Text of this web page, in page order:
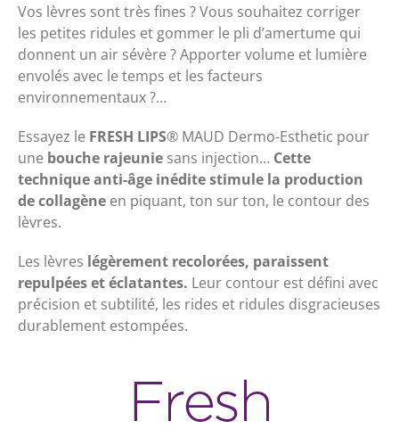
Vos lèvres sont très fines ? Vous souhaitez corriger
les petites ridules et gommer le pli d’amertume qui
donnent un air sévère ? Apporter volume et lumière
envolés avec le temps et les facteurs
environnementaux ?…
Essayez le FRESH LIPS® MAUD Dermo-Esthetic pour
une bouche rajeunie sans injection… Cette
technique anti-âge inéditestimule la production
de collagène en piquant, ton sur ton, le contour des
lèvres.
Les lèvres légèrement recolorées, paraissent
repulpées et éclatantes. Leur contour est défini avec
précision et subtilité, les rides et ridules disgracieuses
durablement estompées.